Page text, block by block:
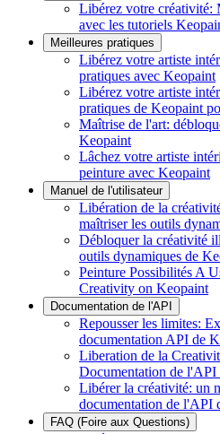
Libérez votre créativité:
avec les tutoriels
Meilleures pratiques
Libérez votre artiste
pratiques avec Keopaint
Libérez votre artiste
pratiques de Keopaint
Maîtrise de l'art:
Keopaint
Lâchez votre artiste
peinture avec Keopaint
Manuel de l'utilisateur
Libération de la
maîtriser les outils
Débloquer la créativité
outils dynamiques de
Peinture Possibilités A
Creativity on Keopaint
Documentation de l'API
Repousser les limites:
documentation API de
Liberation de la
Documentation de l'API
Libérer la créativité: un
documentation de l'API
FAQ (Foire aux Questions)